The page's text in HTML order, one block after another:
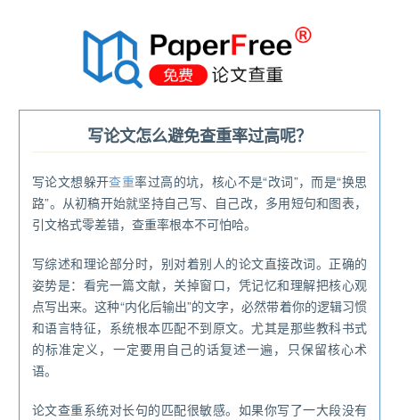
写论文怎么避免查重率过高呢？
写论文想躲开查重率过高的坑，核心不是“改词”，而是“换思
路”。从初稿开始就坚持自己写、自己改，多用短句和图表，
引文格式零差错，查重率根本不可怕哈。
写综述和理论部分时，别对着别人的论文直接改词。正确的
姿势是：看完一篇文献，关掉窗口，凭记忆和理解把核心观
点写出来。这种“内化后输出”的文字，必然带着你的逻辑习惯
和语言特征，系统根本匹配不到原文。尤其是那些教科书式
的标准定义，一定要用自己的话复述一遍，只保留核心术
语。
论文查重系统对长句的匹配很敏感。如果你写了一大段没有